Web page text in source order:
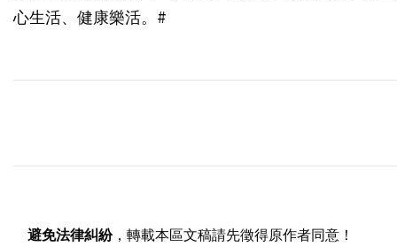
心生活、健康樂活。#
避免法律糾紛，轉載本區文稿請先徵得原作者同意！